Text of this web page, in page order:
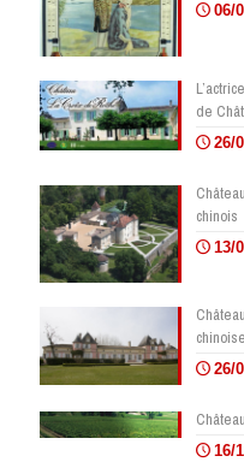
06/
de
26/
chinois
13/
chinoise
26/
16/